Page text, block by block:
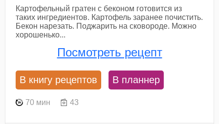
Картофельный гратен с беконом готовится из
таких ингредиентов. Картофель заранее почистить.
Бекон нарезать. Поджарить на сковороде. Можно
хорошенько...
Посмотреть рецепт
В книгу рецептов В планнер
70 мин 43